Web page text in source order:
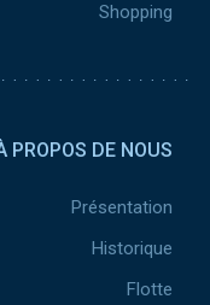
Shopping
PROPOS DE NOUS
Présentation
Historique
Flotte